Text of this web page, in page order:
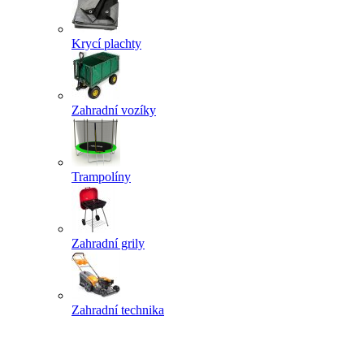
Krycí plachty
Zahradní vozíky
Trampolíny
Zahradní grily
Zahradní technika